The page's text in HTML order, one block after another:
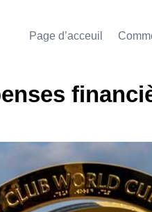
Page d’acceuil